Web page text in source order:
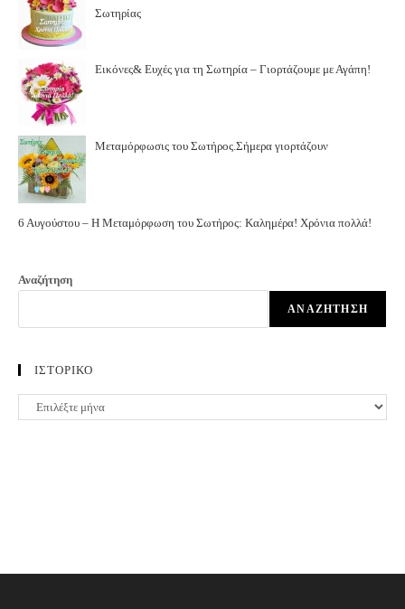
Σωτηρίας
Εικόνες& Ευχές για τη Σωτηρία – Γιορτάζουμε με Αγάπη!
Μεταμόρφωσις του Σωτήρος.Σήμερα γιορτάζουν
6 Αυγούστου – Η Μεταμόρφωση του Σωτήρος: Καλημέρα! Χρόνια πολλά!
Αναζήτηση
ΑΝΑΖΉΤΗΣΗ
ΙΣΤΟΡΙΚΟ
ΙΣΤΟΡΙΚΟ